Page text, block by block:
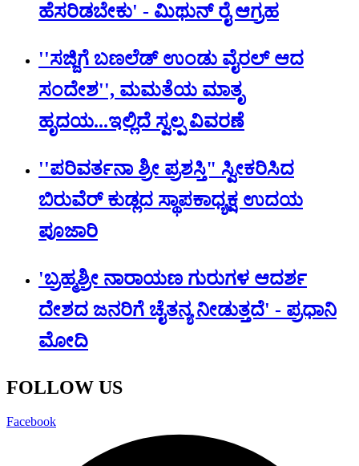
ಹೆಸರಿಡಬೇಕು' - ಮಿಥುನ್ ರೈ ಆಗ್ರಹ
''ಸಜ್ಜಿಗೆ ಬಣಲೆಡ್ ಉಂಡು ವೈರಲ್ ಆದ
ಸಂದೇಶ'', ಮಮತೆಯ ಮಾತೃ
ಹೃದಯ...ಇಲ್ಲಿದೆ ಸ್ವಲ್ಪ ವಿವರಣೆ
''ಪರಿವರ್ತನಾ ಶ್ರೀ ಪ್ರಶಸ್ತಿ" ಸ್ವೀಕರಿಸಿದ
ಬಿರುವೆರ್ ಕುಡ್ಲದ ಸ್ಥಾಪಕಾಧ್ಯಕ್ಷ ಉದಯ
ಪೂಜಾರಿ
'ಬ್ರಹ್ಮಶ್ರೀ ನಾರಾಯಣ ಗುರುಗಳ ಆದರ್ಶ
ದೇಶದ ಜನರಿಗೆ ಚೈತನ್ಯ ನೀಡುತ್ತದೆ' - ಪ್ರಧಾನಿ
ಮೋದಿ
FOLLOW US
Facebook